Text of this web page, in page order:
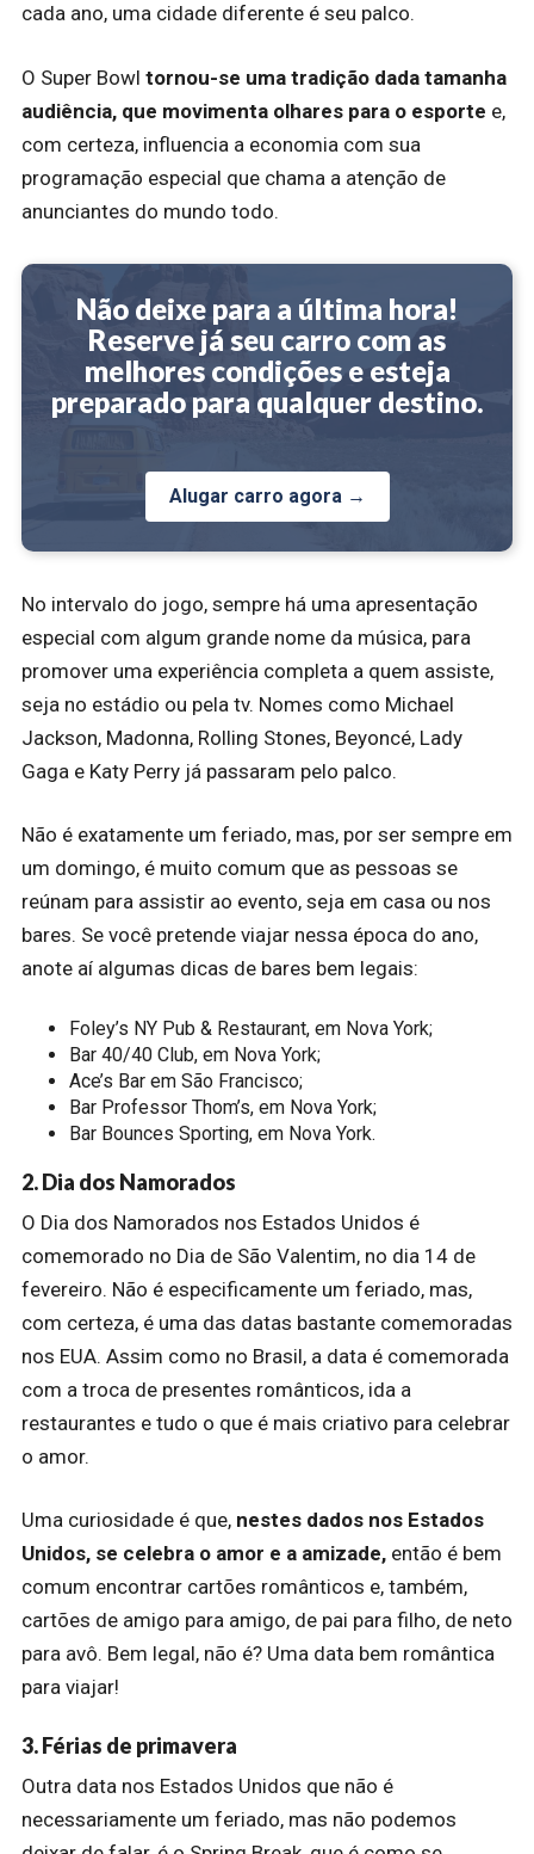
cada ano, uma cidade diferente é seu palco.
O Super Bowl tornou-se uma tradição dada tamanha
audiência, que movimenta olhares para o esporte e,
com certeza, influencia a economia com sua
programação especial que chama a atenção de
anunciantes do mundo todo.
Não deixe para a última hora!
Reserve já seu carro com as
melhores condições e esteja
preparado para qualquer destino.
Alugar carro agora →
No intervalo do jogo, sempre há uma apresentação
especial com algum grande nome da música, para
promover uma experiência completa a quem assiste,
seja no estádio ou pela tv. Nomes como Michael
Jackson, Madonna, Rolling Stones, Beyoncé, Lady
Gaga e Katy Perry já passaram pelo palco.
Não é exatamente um feriado, mas, por ser sempre em
um domingo, é muito comum que as pessoas se
reúnam para assistir ao evento, seja em casa ou nos
bares. Se você pretende viajar nessa época do ano,
anote aí algumas dicas de bares bem legais:
Foley’s NY Pub & Restaurant, em Nova York;
Bar 40/40 Club, em Nova York;
Ace’s Bar em São Francisco;
Bar Professor Thom’s, em Nova York;
Bar Bounces Sporting, em Nova York.
2. Dia dos Namorados
O Dia dos Namorados nos Estados Unidos é
comemorado no Dia de São Valentim, no dia 14 de
fevereiro. Não é especificamente um feriado, mas,
com certeza, é uma das datas bastante comemoradas
nos EUA. Assim como no Brasil, a data é comemorada
com a troca de presentes românticos, ida a
restaurantes e tudo o que é mais criativo para celebrar
o amor.
Uma curiosidade é que, nestes dados nos Estados
Unidos, se celebra o amor e a amizade, então é bem
comum encontrar cartões românticos e, também,
cartões de amigo para amigo, de pai para filho, de neto
para avô. Bem legal, não é? Uma data bem romântica
para viajar!
3. Férias de primavera
Outra data nos Estados Unidos que não é
necessariamente um feriado, mas não podemos